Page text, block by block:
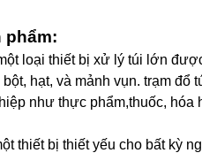
phẩm:
loại thiết bị xử lý túi lớn
hạt, và mảnh vụn. trạm
như thực phẩm,thuốc, hóa
thiết bị thiết yếu cho bất kỳ